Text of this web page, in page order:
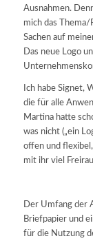
Ausnahmen.
mich das
Sachen auf
Das neue Logo
Ich habe Signet,
die für alle
Martina hatte
was nicht („ein
offen und
mit ihr viel
Der Umfang der
Briefpapier und
für die Nutzung